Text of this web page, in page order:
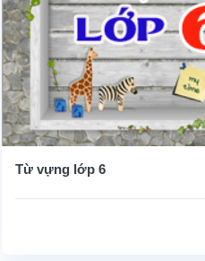
Từ vựng lớp 6